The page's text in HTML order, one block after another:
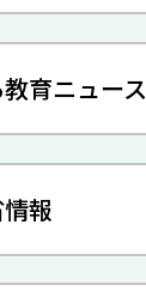
育ニュース
報